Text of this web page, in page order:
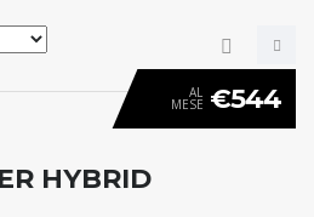
AL
MESE €544
HYBRID